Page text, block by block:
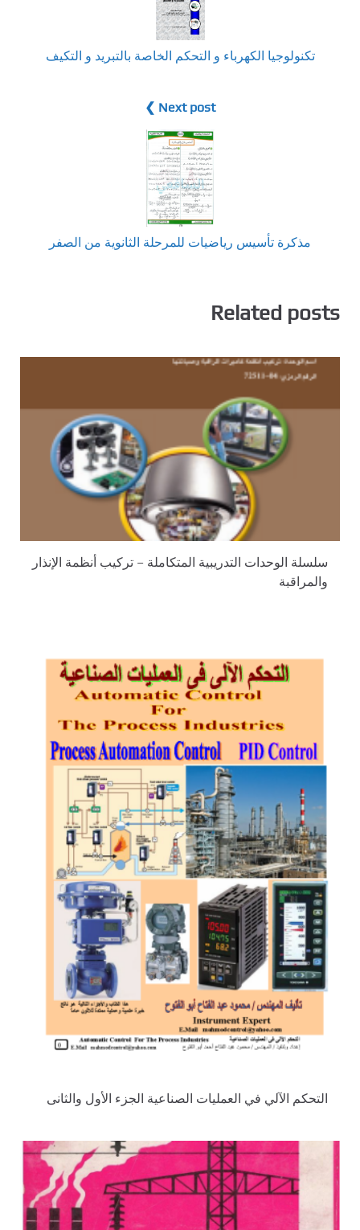
تكنولوجيا الكهرباء و التحكم الخاصة بالتبريد و التكيف
Next post ❯
مذكرة تأسيس رياضيات للمرحلة الثانوية من الصفر
Related posts
سلسلة الوحدات التدريبية المتكاملة – ترکیب أنظمة الإنذار
والمراقبة
التحكم الآلي في العمليات الصناعية الجزء الأول والثانى